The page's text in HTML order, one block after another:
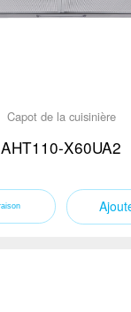
Capot de la cuisinière
AHT110-X60UA2